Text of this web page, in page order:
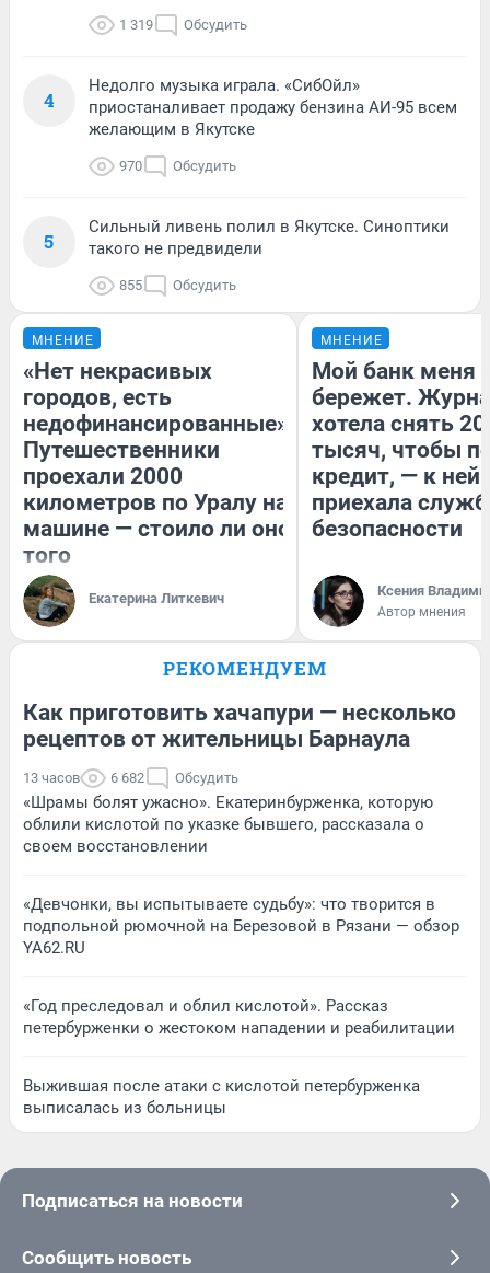
1 319 Обсудить
4
Недолго музыка играла. «СибОйл»
приостаналивает продажу бензина АИ-95 всем
желающим в Якутске
970 Обсудить
5
Сильный ливень полил в Якутске. Синоптики
такого не предвидели
855 Обсудить
МНЕНИЕ
«Нет некрасивых
городов, есть
недофинансированные».
Путешественники
проехали 2000
километров по Уралу на
машине — стоило ли оно
того
Екатерина Литкевич
МНЕНИЕ
Мой банк меня
бережет.
хотела снять
тысяч, чтобы
кредит, — к
приехала
безопасности
Ксения
Автор мнения
РЕКОМЕНДУЕМ
Как приготовить хачапури — несколько
рецептов от жительницы Барнаула
13 часов 6 682 Обсудить
«Шрамы болят ужасно». Екатеринбурженка, которую
облили кислотой по указке бывшего, рассказала о
своем восстановлении
«Девчонки, вы испытываете судьбу»: что творится в
подпольной рюмочной на Березовой в Рязани — обзор
YA62.RU
«Год преследовал и облил кислотой». Рассказ
петербурженки о жестоком нападении и реабилитации
Выжившая после атаки с кислотой петербурженка
выписалась из больницы
Подписаться на новости
Сообщить новость